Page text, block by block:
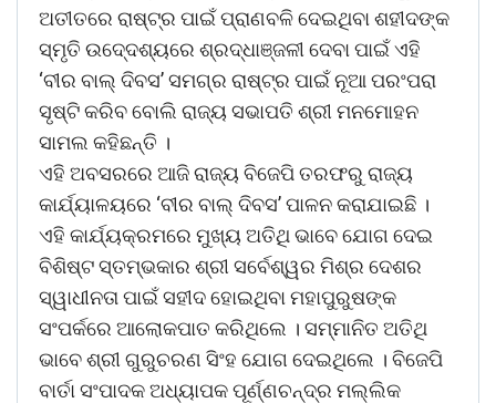
ଅତୀତରେ ରାଷ୍ଟ୍ର ପାଇଁ ପ୍ରାଣବଳି ଦେଇଥିବା ଶହୀଦଙ୍କ
ସ୍ମୃତି ଉଦେ୍ଦଶ୍ୟରେ ଶ୍ରଦ୍ଧାଞ୍ଜଳୀ ଦେବା ପାଇଁ ଏହି
‘ବୀର ବାଲ୍ ଦିବସ’ ସମଗ୍ର ରାଷ୍ଟ୍ର ପାଇଁ ନୂଆ ପରଂପରା
ସୃଷ୍ଟି କରିବ ବୋଲି ରାଜ୍ୟ ସଭାପତି ଶ୍ରୀ ମନମୋହନ
ସାମଲ କହିଛନ୍ତି ।
ଏହି ଅବସରରେ ଆଜି ରାଜ୍ୟ ବିଜେପି ତରଫରୁ ରାଜ୍ୟ
କାର୍ଯ୍ୟାଳୟରେ ‘ବୀର ବାଲ୍ ଦିବସ’ ପାଳନ କରାଯାଇଛି ।
ଏହି କାର୍ଯ୍ୟକ୍ରମରେ ମୁଖ୍ୟ ଅତିଥି ଭାବେ ଯୋଗ ଦେଇ
ବିଶିଷ୍ଟ ସ୍ତମ୍ଭକାର ଶ୍ରୀ ସର୍ବେଶ୍ୱର ମିଶ୍ର ଦେଶର
ସ୍ୱାଧୀନତା ପାଇଁ ସହୀଦ ହୋଇଥିବା ମହାପୁରୁଷଙ୍କ
ସଂପର୍କରେ ଆଲୋକପାତ କରିଥିଲେ । ସମ୍ମାନିତ ଅତିଥି
ଭାବେ ଶ୍ରୀ ଗୁରୁଚରଣ ସିଂହ ଯୋଗ ଦେଇଥିଲେ । ବିଜେପି
ବାର୍ତା ସଂପାଦକ ଅଧ୍ୟାପକ ପୂର୍ଣ୍ଣଚନ୍ଦ୍ର ମଲ୍ଲିକ